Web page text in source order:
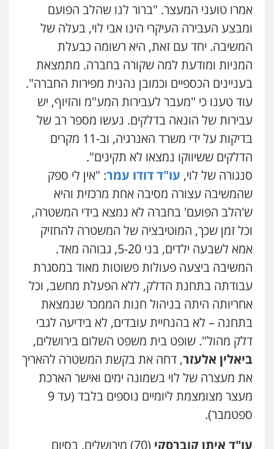
אמרו טועני המעצר. "ברור לנו שהלב הפועם
ומבצע העבירה העיקרי הינו אבי לוי, בעלה של
המשיבה. יחד עם זאת, היא רשומה כבעלת
המניות ומודעת למה שקורה בחברה. מתמצאת
בעניינים הכספיים וכמובן נהנית מפירות החברה".
עוד טענו כי "מעבר לעבירות המע"מ והזיוף, יש
עבירות של הונאה בדלקים. נעשו מספר רב של
בדיקות על ידי משרד האנרגיה, וב-11 מקרים
הדלקים ששיווקו נמצאו לא תקינים".
סנגורה של לוי, עו"ד דודו עמר: "אין לי ספק
שהמשיבה עצורה מסיבה אחת מרכזית והיא
ש'הלב הפועם' בחברה לא נמצא בידי המשטרה,
וכל זמן שכך, המוטיבציה של המשטרה להחזיק
אמא לשבעה ילדים, בני 5-20, גבוהה מאד.
המשיבה ביצעה פעולות פשוטות מאוד במסגרת
עבודתה בתחנת הדלק, ללא הפעלת מחשב, וכל
אחריותה היתה בניהול חנות הממכר שנמצאת
בתחנה – לא בהנחיית עובדים, לא בידיעה לגבי
דלק מהול". שופט בית משפט השלום בירושלים,
ביאלין אלעזר, דחה את בקשת המשטרה להאריך
את מעצרה של לוי בשמונה ימים ואישר הארכת
מעצר מצומצמת ליומיים נוספים בלבד (עד 9
ספטמבר).
עו"ד איתן קוברסקי
(70) מירושלים. בסיום